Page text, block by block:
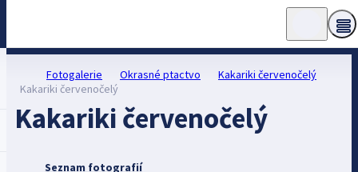
Fotogalerie Okrasné ptactvo
Kakariki červenočelý
Kakariki červenočelý
Kakariki červenočelý
Seznam fotografií